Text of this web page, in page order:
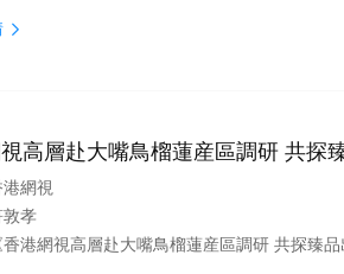

高層赴大嘴鳥榴蓮産區調研 共探
網視
敦孝
香港網視高層赴大嘴鳥榴蓮産區調研 共探臻